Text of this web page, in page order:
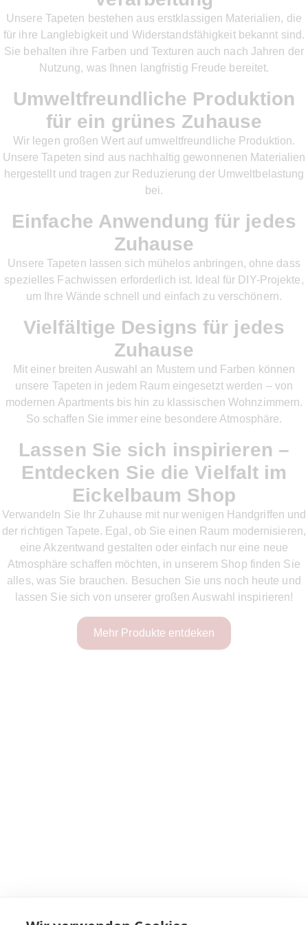
Unsere Tapeten bestehen aus erstklassigen Materialien, die
für ihre Langlebigkeit und Widerstandsfähigkeit bekannt sind.
Sie behalten ihre Farben und Texturen auch nach Jahren der
Nutzung, was Ihnen langfristig Freude bereitet.
Umweltfreundliche Produktion
für ein grünes Zuhause
Wir legen großen Wert auf umweltfreundliche Produktion.
Unsere Tapeten sind aus nachhaltig gewonnenen Materialien
hergestellt und tragen zur Reduzierung der Umweltbelastung
bei.
Einfache Anwendung für jedes
Zuhause
Unsere Tapeten lassen sich mühelos anbringen, ohne dass
spezielles Fachwissen erforderlich ist. Ideal für DIY-Projekte,
um Ihre Wände schnell und einfach zu verschönern.
Vielfältige Designs für jedes
Zuhause
Mit einer breiten Auswahl an Mustern und Farben können
unsere Tapeten in jedem Raum eingesetzt werden – von
modernen Apartments bis hin zu klassischen Wohnzimmern.
So schaffen Sie immer eine besondere Atmosphäre.
Lassen Sie sich inspirieren –
Entdecken Sie die Vielfalt im
Eickelbaum Shop
Verwandeln Sie Ihr Zuhause mit nur wenigen Handgriffen und
der richtigen Tapete. Egal, ob Sie einen Raum modernisieren,
eine Akzentwand gestalten oder einfach nur eine neue
Atmosphäre schaffen möchten, in unserem Shop finden Sie
alles, was Sie brauchen. Besuchen Sie uns noch heute und
lassen Sie sich von unserer großen Auswahl inspirieren!
Mehr Produkte entdeken